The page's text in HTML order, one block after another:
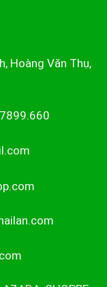
Hoàng Văn Thụ,